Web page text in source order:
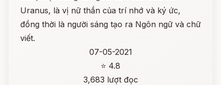
Uranus, là vị nữ thần của trí nhớ và ký ức,
đồng thời là người sáng tạo ra Ngôn ngữ và chữ
viết.
07-05-2021
⭐ 4.8
3,683 lượt đọc